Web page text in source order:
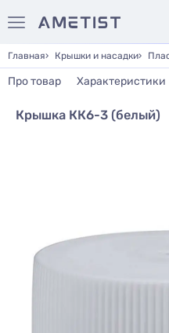
Главная Крышки и насадки
Про товар Характеристики
Крышка КК6-3 (белый)